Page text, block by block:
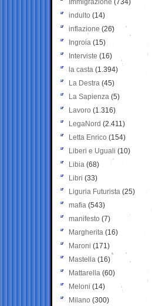
Immigrazione (734)
indulto (14)
inflazione (26)
Ingroia (15)
Interviste (16)
la casta (1.394)
La Destra (45)
La Sapienza (5)
Lavoro (1.316)
LegaNord (2.411)
Letta Enrico (154)
Liberi e Uguali (10)
Libia (68)
Libri (33)
Liguria Futurista (25)
mafia (543)
manifesto (7)
Margherita (16)
Maroni (171)
Mastella (16)
Mattarella (60)
Meloni (14)
Milano (300)